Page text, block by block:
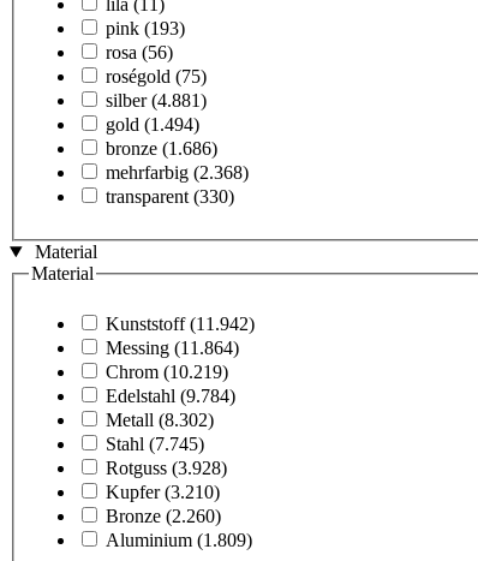
lila (11)
pink (193)
rosa (56)
roségold (75)
silber (4.881)
gold (1.494)
bronze (1.686)
mehrfarbig (2.368)
transparent (330)
Material
Material
Kunststoff (11.942)
Messing (11.864)
Chrom (10.219)
Edelstahl (9.784)
Metall (8.302)
Stahl (7.745)
Rotguss (3.928)
Kupfer (3.210)
Bronze (2.260)
Aluminium (1.809)